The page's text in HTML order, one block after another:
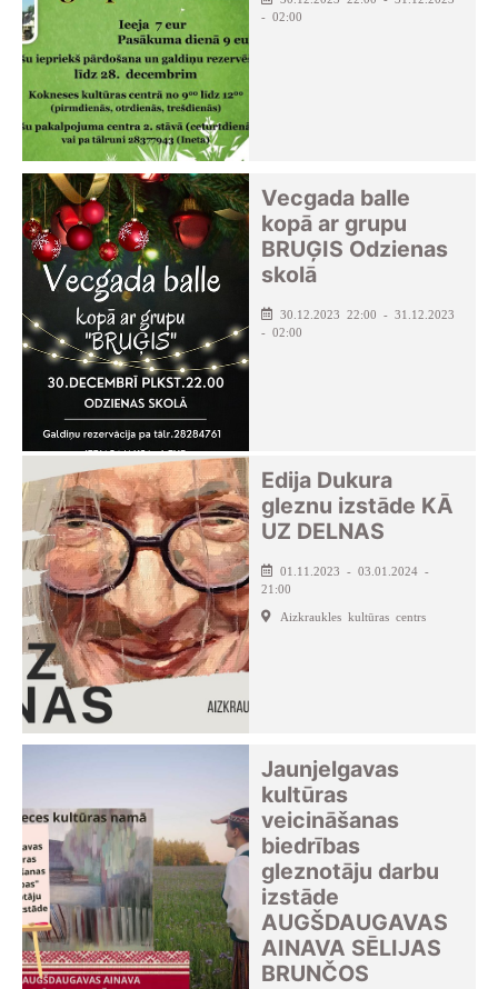
- 02:00
Vecgada balle
kopā ar grupu
BRUĢIS Odzienas
skolā
30.12.2023 22:00 - 31.12.2023
- 02:00
Edija Dukura
gleznu izstāde KĀ
UZ DELNAS
01.11.2023 - 03.01.2024 -
21:00
Aizkraukles kultūras centrs
Jaunjelgavas
kultūras
veicināšanas
biedrības
gleznotāju darbu
izstāde
AUGŠDAUGAVAS
AINAVA SĒLIJAS
BRUNČOS